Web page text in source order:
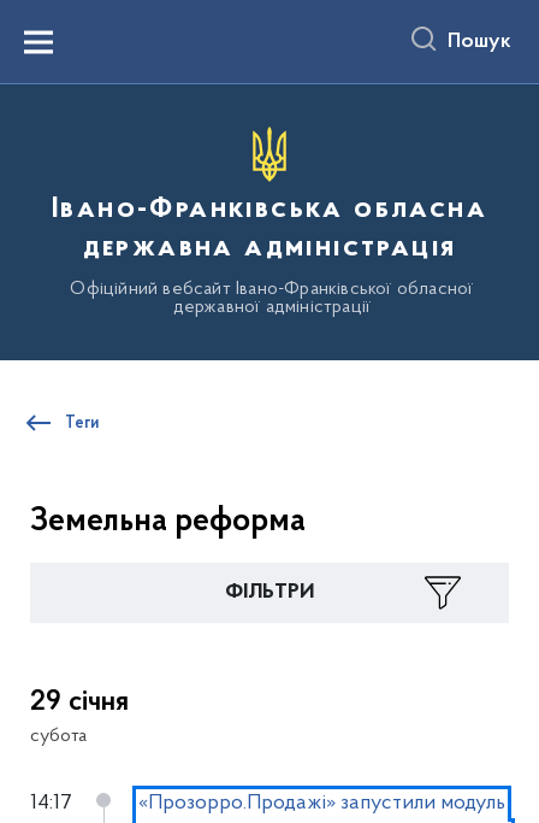
вмістуMenu Пошук
Івано-Франківська обласна
державна адміністрація
Офіційний вебсайт Івано-Франківської обласної
державної адміністрації
Теги
Земельна реформа
ФІЛЬТРИ
29 січня
субота
14:17
«Прозорро.Продажі» запустили модуль